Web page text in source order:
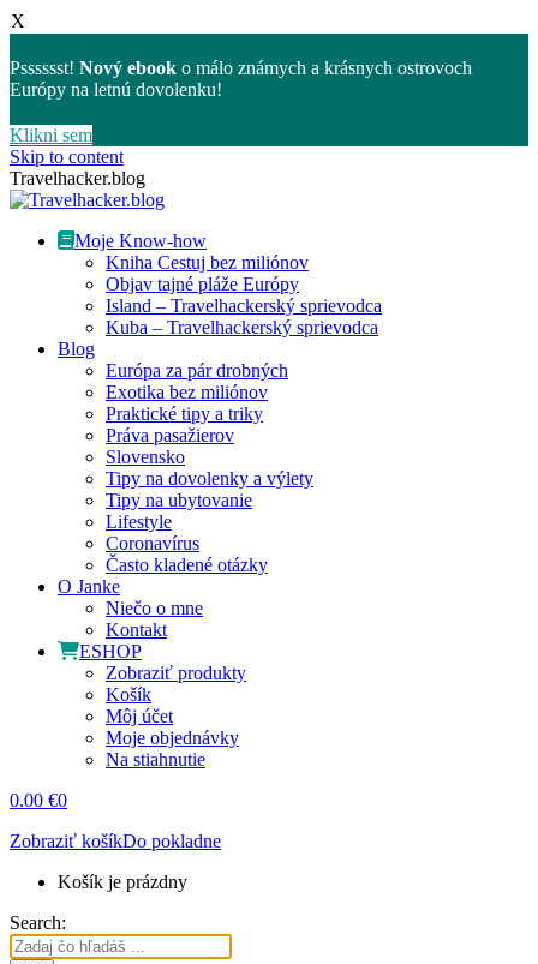
X
Psssssst! Nový ebook o málo známych a krásnych ostrovoch
Európy na letnú dovolenku!
Klikni sem
Skip to content
Travelhacker.blog
Moje Know-how
Kniha Cestuj bez miliónov
Objav tajné pláže Európy
Island – Travelhackerský sprievodca
Kuba – Travelhackerský sprievodca
Blog
Európa za pár drobných
Exotika bez miliónov
Praktické tipy a triky
Práva pasažierov
Slovensko
Tipy na dovolenky a výlety
Tipy na ubytovanie
Lifestyle
Coronavírus
Často kladené otázky
O Janke
Niečo o mne
Kontakt
ESHOP
Zobraziť produkty
Košík
Môj účet
Moje objednávky
Na stiahnutie
0.00 €0
Zobraziť košíkDo pokladne
Košík je prázdny
Search: